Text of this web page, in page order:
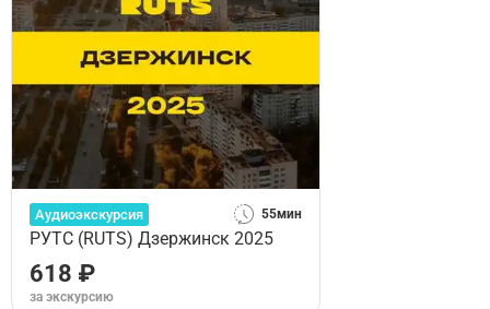
Аудиоэкскурсия 55мин
РУТС (RUTS) Дзержинск 2025
618 ₽
за экскурсию